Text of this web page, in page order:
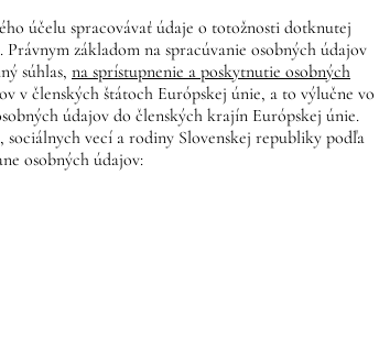
účelu spracovávať údaje o totožnosti dotknutej
základom na spracúvanie osobných údajov
súhlas, na sprístupnenie a poskytnutie osobných
v členských štátoch Európskej únie, a to výlučne vo
údajov do členských krajín Európskej únie.
sociálnych vecí a rodiny Slovenskej republiky podľa
osobných údajov: